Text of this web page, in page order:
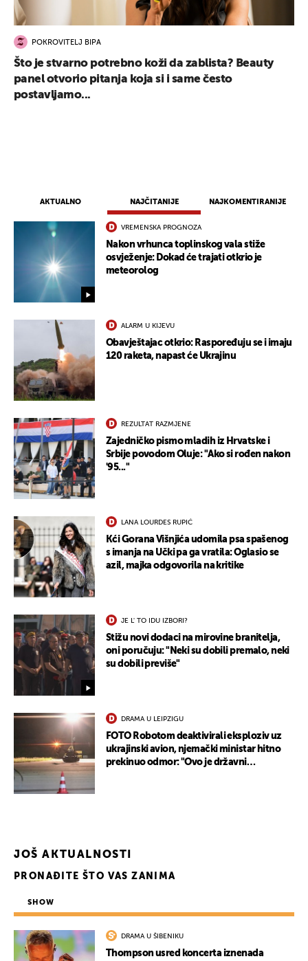
AKTUALNO NAJČITANIJE NAJKOMENTIRANIJE
VREMENSKA PROGNOZA
Nakon vrhunca toplinskog vala stiže
osvježenje: Dokad će trajati otkrio je
meteorolog
ALARM U KIJEVU
Obavještajac otkrio: Raspoređuju se i imaju
120 raketa, napast će Ukrajinu
REZULTAT RAZMJENE
Zajedničko pismo mladih iz Hrvatske i
Srbije povodom Oluje: "Ako si rođen nakon
'95..."
LANA LOURDES RUPIĆ
Kći Gorana Višnjića udomila psa spašenog
s imanja na Učki pa ga vratila: Oglasio se
azil, majka odgovorila na kritike
JE L' TO IDU IZBORI?
Stižu novi dodaci na mirovine branitelja,
oni poručuju: "Neki su dobili premalo, neki
su dobili previše"
DRAMA U LEIPZIGU
FOTO Robotom deaktivirali eksploziv uz
ukrajinski avion, njemački ministar hitno
prekinuo odmor: "Ovo je državni
JOŠ AKTUALNOSTI
POKROVITELJ BIPA
Što je stvarno potrebno koži da zablista? Beauty
panel otvorio pitanja koja si i same često
postavljamo...
PRONAĐITE ŠTO VAS ZANIMA
SHOW
DRAMA U ŠIBENIKU
Thompson usred koncerta iznenada
UKLJUČITE NOTIFIKACIJE